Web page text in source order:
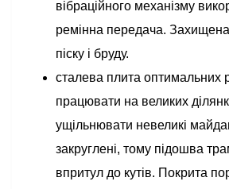
вібраційного механізму
ремінна передача.
піску і бруду.
сталева плита оптимальних
працювати на великих
ущільнювати невеликі
закруглені, тому підошва
впритул до кутів. Покрита